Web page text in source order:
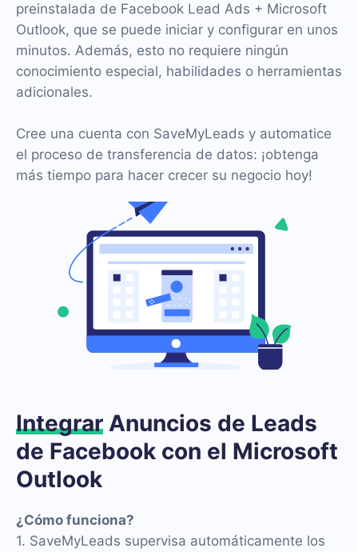
preinstalada de Facebook Lead Ads + Microsoft
Outlook, que se puede iniciar y configurar en unos
minutos. Además, esto no requiere ningún
conocimiento especial, habilidades o herramientas
adicionales.
Cree una cuenta con SaveMyLeads y automatice
el proceso de transferencia de datos: ¡obtenga
más tiempo para hacer crecer su negocio hoy!
Integrar Anuncios de Leads
de Facebook con el Microsoft
Outlook
¿Cómo funciona?
1. SaveMyLeads supervisa automáticamente los